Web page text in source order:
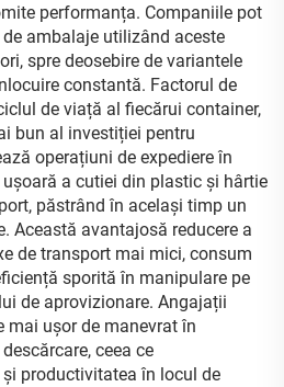
performanța. Companiile pot
ambalaje utilizând aceste
spre deosebire de variantele
constantă. Factorul de
de viață al fiecărui container,
bun al investiției pentru
operațiuni de expediere în
a cutiei din plastic și hârtie
păstrând în același timp un
Această avantajosă reducere a
de transport mai mici, consum
sporită în manipulare pe
de aprovizionare. Angajații
mai ușor de manevrat în
ceea ce
productivitatea în locul de